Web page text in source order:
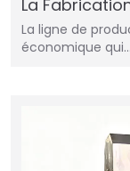
La
La ligne de
économique qui…